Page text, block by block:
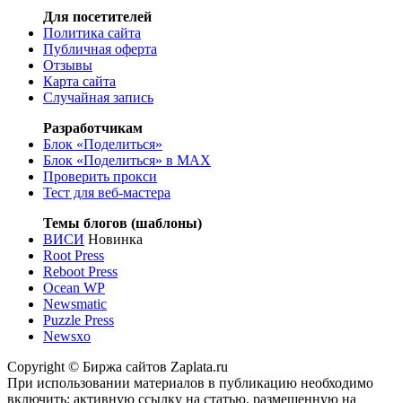
Для посетителей
Политика сайта
Публичная оферта
Отзывы
Карта сайта
Случайная запись
Разработчикам
Блок «Поделиться»
Блок «Поделиться» в MAX
Проверить прокси
Тест для веб-мастера
Темы блогов (шаблоны)
ВИСИ Новинка
Root Press
Reboot Press
Ocean WP
Newsmatic
Puzzle Press
Newsxo
Copyright © Биржа сайтов Zaplata.ru
При использовании материалов в публикацию необходимо
включить: активную ссылку на статью, размещенную на